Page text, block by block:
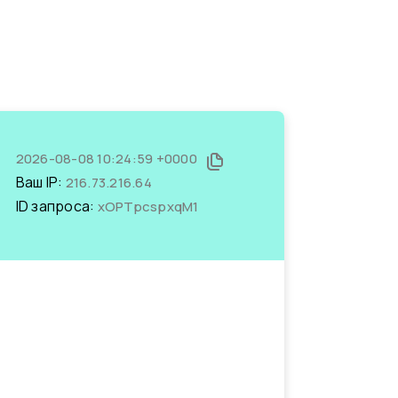
2026-08-08 10:24:59 +0000
Ваш IP: 216.73.216.64
ID запроса: xOPTpcspxqM1